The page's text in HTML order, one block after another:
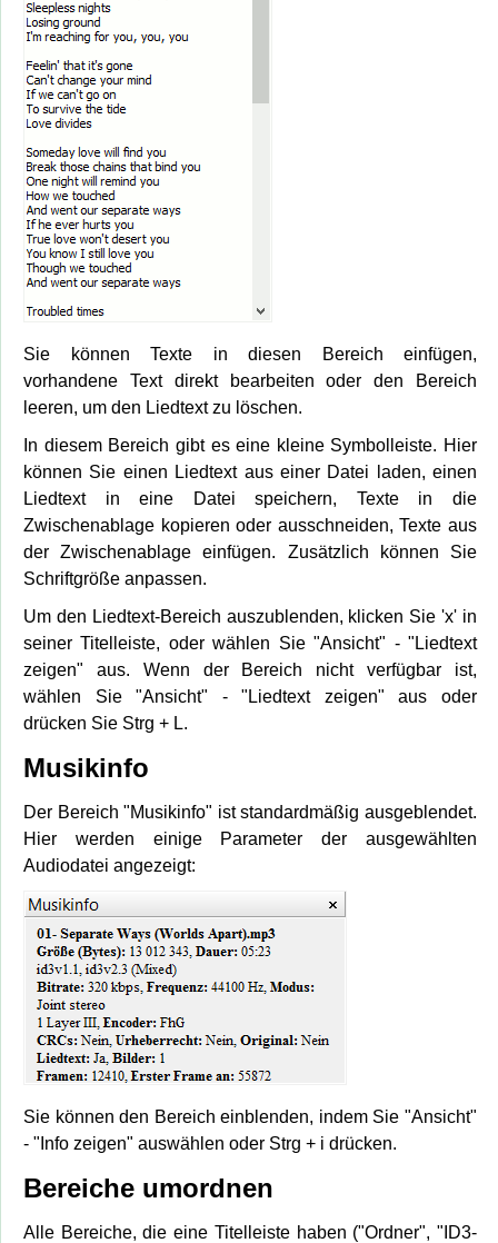
Sie können Texte in diesen Bereich einfügen,
vorhandene Text direkt bearbeiten oder den Bereich
leeren, um den Liedtext zu löschen.
In diesem Bereich gibt es eine kleine Symbolleiste. Hier
können Sie einen Liedtext aus einer Datei laden, einen
Liedtext in eine Datei speichern, Texte in die
Zwischenablage kopieren oder ausschneiden, Texte aus
der Zwischenablage einfügen. Zusätzlich können Sie
Schriftgröße anpassen.
Um den Liedtext-Bereich auszublenden, klicken Sie 'x' in
seiner Titelleiste, oder wählen Sie "Ansicht" - "Liedtext
zeigen" aus. Wenn der Bereich nicht verfügbar ist,
wählen Sie "Ansicht" - "Liedtext zeigen" aus oder
drücken Sie Strg + L.
Musikinfo
Der Bereich "Musikinfo" ist standardmäßig ausgeblendet.
Hier werden einige Parameter der ausgewählten
Audiodatei angezeigt:
Sie können den Bereich einblenden, indem Sie "Ansicht"
- "Info zeigen" auswählen oder Strg + i drücken.
Bereiche umordnen
Alle Bereiche, die eine Titelleiste haben ("Ordner", "ID3-